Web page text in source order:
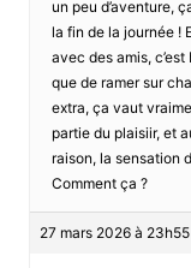
un peu d’aventure,
la fin de la journée !
avec des amis,
que de ramer sur
extra, ça vaut
partie du plaisiir, et
raison, la sensation
Comment ça ?
27 mars 2026 à 23h55